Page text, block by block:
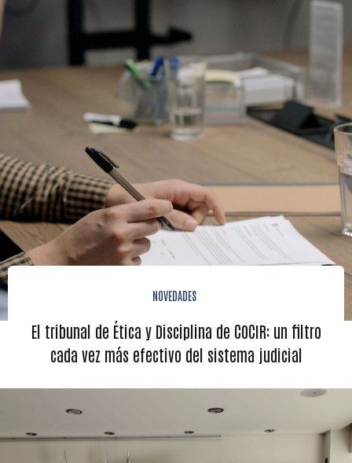
NOVEDADES
El tribunal de Ética y Disciplina de COCIR: un filtro
cada vez más efectivo del sistema judicial